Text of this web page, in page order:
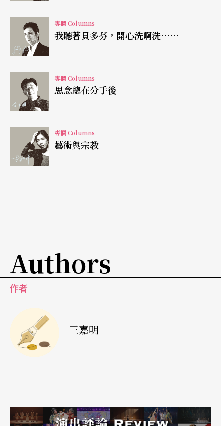
個版本可以用，因為演出重點是聲音的punch，文
字／聲音給予觀眾耳膜的重擊，然後激發賤出想
像、聯想、理性、感性……亂七八糟有的沒的，再
反作用力到舞台，再來來回回來回來回，相互敬
酒，聽到醉醺醺，看到爛醉如泥，對我而言，作到
這點才是對莎劇的尊重。
例如雙關語，《羅密歐與茱麗葉》中有不算少的黃
色雙關語，是要選擇盡量維持原義，讓觀眾知道這
是雙關語？還是維持原能量，讓觀眾馬上反應但通
效舜、賀一航……也難怪雙關語是電腦判讀和轉譯
程式上至今仍無法克服的難題。
言，要參考的不是成語字典或詩詞，而是林強的
《向前走》。不過若真的要將莎劇變成流行歌曲或
是音樂劇，又太……我會尊重的。再回到莎劇原點
nch的能量結構場？當然，對於莎劇專家的觀點，
我還是會很尊重的。
專欄 Columns
我聽著貝多芬，開心洗啊洗……
專欄 Columns
思念總在分手後
專欄 Columns
藝術與宗教
Authors
作者
王嘉明